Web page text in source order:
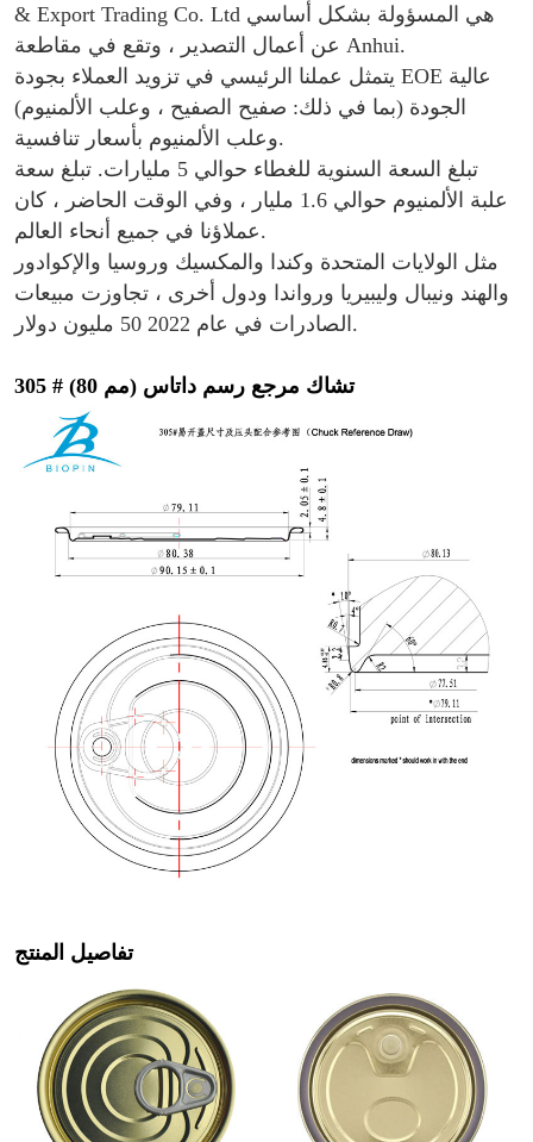
& Export Trading Co. Ltd هي المسؤولة بشكل أساسي
عن أعمال التصدير ، وتقع في مقاطعة Anhui.
يتمثل عملنا الرئيسي في تزويد العملاء بجودة EOE عالية
الجودة (بما في ذلك: صفيح الصفيح ، وعلب الألمنيوم)
وعلب الألمنيوم بأسعار تنافسية.
تبلغ السعة السنوية للغطاء حوالي 5 مليارات. تبلغ سعة
علبة الألمنيوم حوالي 1.6 مليار ، وفي الوقت الحاضر ، كان
عملاؤنا في جميع أنحاء العالم.
مثل الولايات المتحدة وكندا والمكسيك وروسيا والإكوادور
والهند ونيبال وليبيريا ورواندا ودول أخرى ، تجاوزت مبيعات
الصادرات في عام 2022 50 مليون دولار.
305 # (80 مم) تشاك مرجع رسم داتاس
تفاصيل المنتج